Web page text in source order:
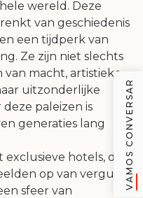
wereld. Deze
van geschiedenis
een tijdperk van
Ze zijn niet slechts
macht, artistieke
uitzonderlijke
paleizen is
generaties lang
hotels, de
op van vergulde
sfeer van
VAMOS CONVERSAR